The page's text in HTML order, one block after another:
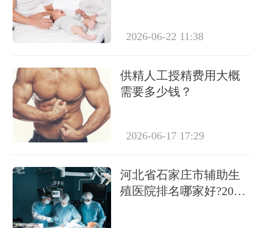
2026-06-22 11:38
供精人工授精费用大概
需要多少钱？
2026-06-17 17:29
河北省石家庄市辅助生
殖医院排名哪家好?2025